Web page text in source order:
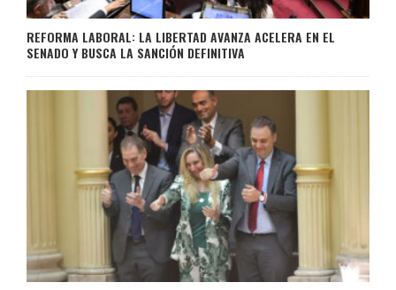
REFORMA LABORAL: LA LIBERTAD AVANZA ACELERA EN EL
SENADO Y BUSCA LA SANCIÓN DEFINITIVA